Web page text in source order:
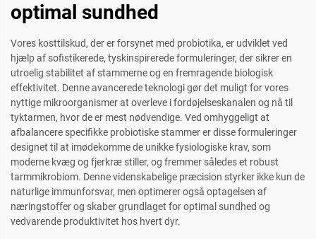
optimal sundhed
Vores kosttilskud, der er forsynet med probiotika, er udviklet ved
hjælp af sofistikerede, tyskinspirerede formuleringer, der sikrer en
utroelig stabilitet af stammerne og en fremragende biologisk
effektivitet. Denne avancerede teknologi gør det muligt for vores
nyttige mikroorganismer at overleve i fordøjelseskanalen og nå til
tyktarmen, hvor de er mest nødvendige. Ved omhyggeligt at
afbalancere specifikke probiotiske stammer er disse formuleringer
designet til at imødekomme de unikke fysiologiske krav, som
moderne kvæg og fjerkræ stiller, og fremmer således et robust
tarmmikrobiom. Denne videnskabelige præcision styrker ikke kun de
naturlige immunforsvar, men optimerer også optagelsen af
næringstoffer og skaber grundlaget for optimal sundhed og
vedvarende produktivitet hos hvert dyr.